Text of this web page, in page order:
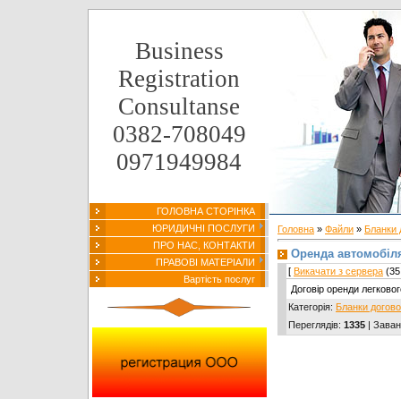
Business
Registration
Consultanse
0382-708049
0971949984
ГОЛОВНА СТОРІНКА
ЮРИДИЧНІ ПОСЛУГИ
ПРО НАС, КОНТАКТИ
ПРАВОВІ МАТЕРІАЛИ
Вартість послуг
Головна » Файли » Бланки
Оренда
[ Викачати з сервера
Договір оренди
Категорія: Бланки
Переглядів: 1335 |